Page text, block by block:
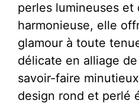
perles lumineuses et
harmonieuse, elle
glamour à toute
délicate en alliage
savoir-faire
design rond et perlé